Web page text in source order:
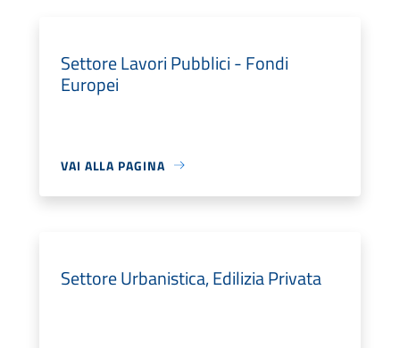
Settore Lavori Pubblici - Fondi
Europei
VAI ALLA PAGINA
Settore Urbanistica, Edilizia Privata